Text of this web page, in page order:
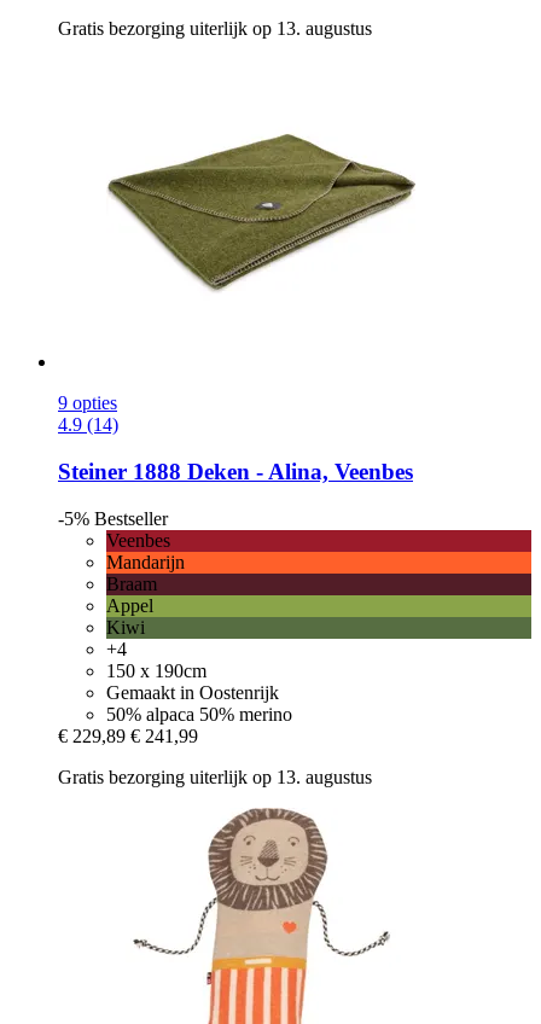
Gratis bezorging uiterlijk op 13. augustus
9 opties
4.9 (14)
Steiner 1888 Deken -​ Alina, Veenbes
-5% Bestseller
Veenbes
Mandarijn
Braam
Appel
Kiwi
+4
150 x 190cm
Gemaakt in Oostenrijk
50% alpaca 50% merino
€ 229,89 € 241,99
Gratis bezorging uiterlijk op 13. augustus